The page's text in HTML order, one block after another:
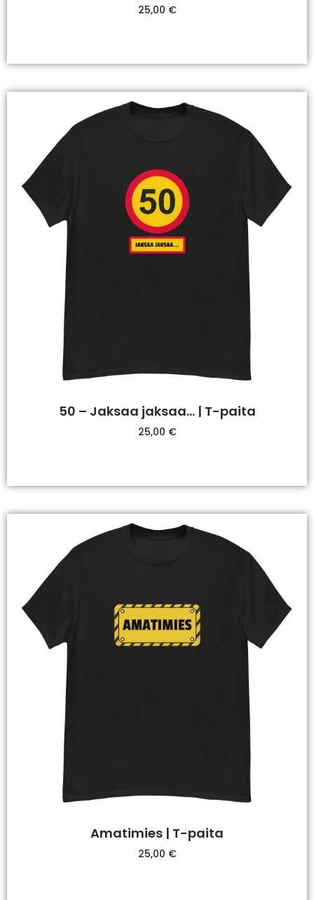
25,00 €
50 – Jaksaa jaksaa… | T-paita
25,00 €
Amatimies | T-paita
25,00 €